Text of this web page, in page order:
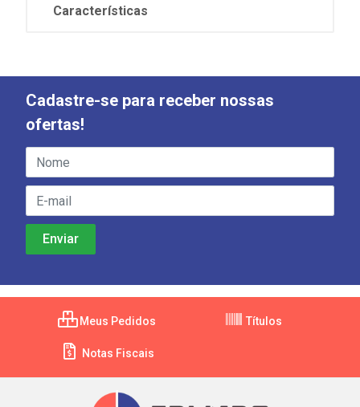
Características
Cadastre-se para receber nossas
ofertas!
Meus Pedidos Títulos
Notas Fiscais